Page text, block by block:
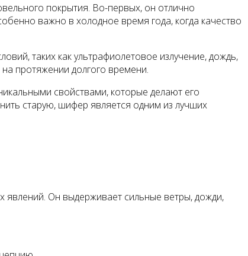
покрытия. Во-первых, он отлично
важно в холодное время года, когда качество
таких как ультрафиолетовое излучение, дождь,
протяжении долгого времени.
свойствами, которые делают его
старую, шифер является одним из лучших
явлений. Он выдерживает сильные ветры, дожди,